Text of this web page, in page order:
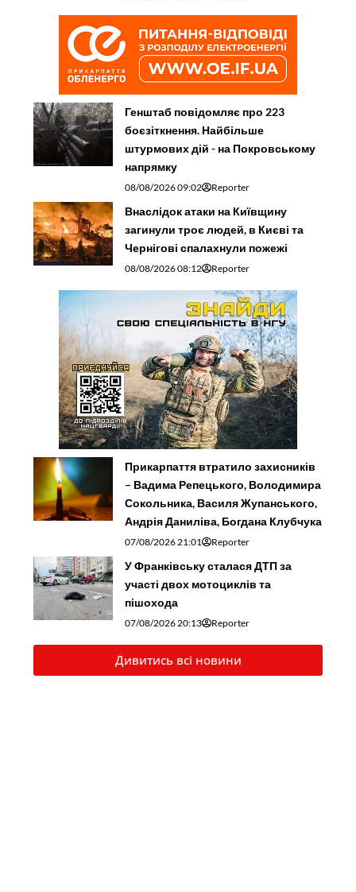
Генштаб повідомляє про 223
боєзіткнення. Найбільше
штурмових дій - на Покровському
напрямку
08/08/2026 09:02 Reporter
Внаслідок атаки на Київщину
загинули троє людей, в Києві та
Чернігові спалахнули пожежі
08/08/2026 08:12 Reporter
Прикарпаття втратило захисників
– Вадима Репецького, Володимира
Сокольника, Василя Жупанського,
Андрія Даниліва, Богдана Клубчука
07/08/2026 21:01 Reporter
У Франківську сталася ДТП за
участі двох мотоциклів та
пішохода
07/08/2026 20:13 Reporter
Дивитись всі новини